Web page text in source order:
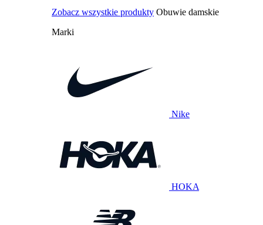
Zobacz wszystkie produkty Obuwie damskie
Marki
Nike
HOKA